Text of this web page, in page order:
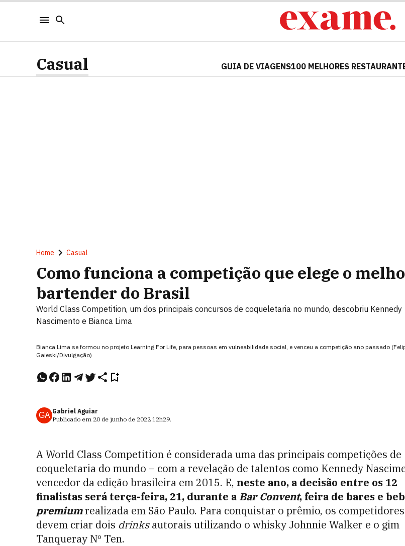
Casual GUIA DE VIAGENS100 MELHORES
Home Casual
Como funciona a competição que elege o
bartender do Brasil
World Class Competition, um dos principais concursos de coqueletaria no mundo, descobriu Kennedy
Nascimento e Bianca Lima
Bianca Lima se formou no projeto Learning For Life, para pessoas em vulneabilidade social, e venceu a competição ano passado
Gaieski/Divulgação)
GA Gabriel Aguiar
Publicado em 20 de junho de 2022 12h29.
A World Class Competition é considerada uma das principais competições de
coqueletaria do mundo – com a revelação de talentos como Kennedy
vencedor da edição brasileira em 2015. E, neste ano, a decisão entre os 12
finalistas será terça-feira, 21, durante a Bar Convent, feira de bares e
premiumrealizada em São Paulo. Para conquistar o prêmio, os competidores
devem criar dois drinksautorais utilizando o whisky Johnnie Walker e o gim
Tanqueray Nº Ten.